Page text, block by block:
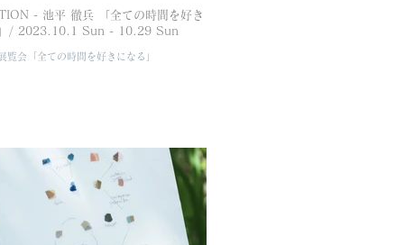
- 池平 徹兵 「全ての時間を好き
」/ 2023.10.1 Sun - 10.29 Sun
覧会「全ての時間を好きになる」